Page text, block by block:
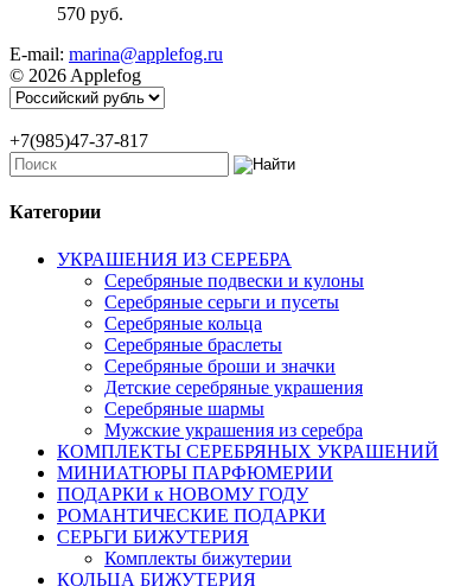
570 руб.
E-mail: marina@applefog.ru
© 2026 Applefog
+7(985)47-37-817
Категории
УКРАШЕНИЯ ИЗ СЕРЕБРА
Серебряные подвески и кулоны
Серебряные серьги и пусеты
Серебряные кольца
Серебряные браслеты
Серебряные броши и значки
Детские серебряные украшения
Серебряные шармы
Мужские украшения из серебра
КОМПЛЕКТЫ СЕРЕБРЯНЫХ УКРАШЕНИЙ
МИНИАТЮРЫ ПАРФЮМЕРИИ
ПОДАРКИ к НОВОМУ ГОДУ
РОМАНТИЧЕСКИЕ ПОДАРКИ
СЕРЬГИ БИЖУТЕРИЯ
Комплекты бижутерии
КОЛЬЦА БИЖУТЕРИЯ